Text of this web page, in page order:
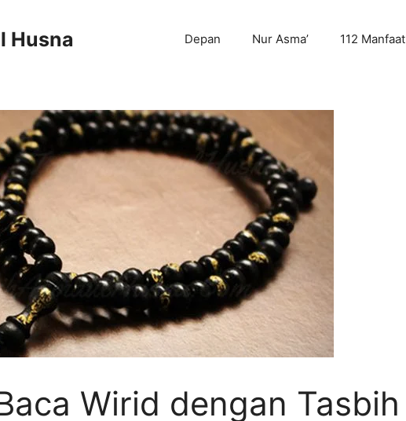
Husna Depan Nur Asma’ 112 Manfaat
Wirid dengan Tasbih